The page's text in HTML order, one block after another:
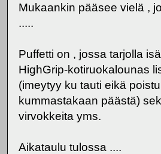
Mukaankin pääsee vielä ,
.....
Puffetti on , jossa tarjolla
HighGrip-kotiruokalounas
(imeytyy ku tauti eikä
kummastakaan päästä)
virvokkeita yms.
Aikataulu tulossa ....